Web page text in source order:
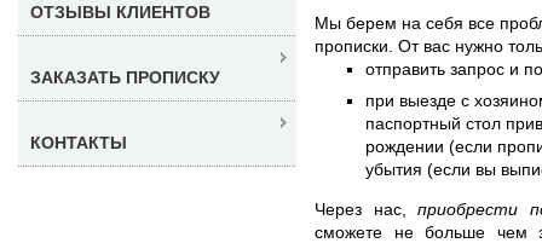
Мы берем на себя все
прописки. От вас нужно
отправить запрос и
при выезде с
паспортный стол
рождении (если
убытия (если вы
Через нас,приобрести
сможете не больше чем
ОТЗЫВЫ КЛИЕНТОВ
ЗАКАЗАТЬ ПРОПИСКУ
КОНТАКТЫ